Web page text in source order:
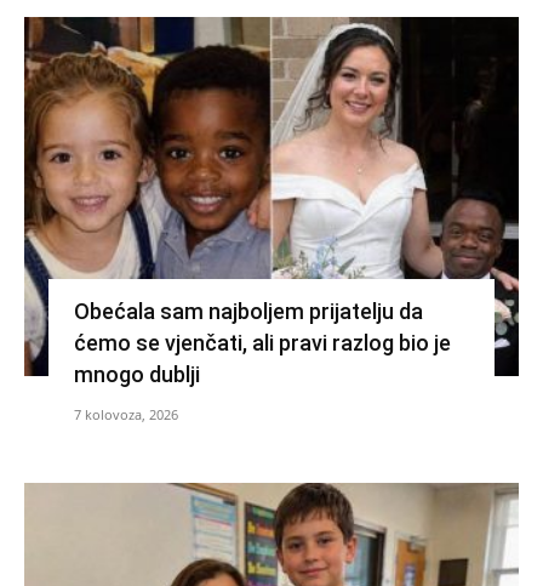
Obećala sam najboljem prijatelju da
ćemo se vjenčati, ali pravi razlog bio je
mnogo dublji
7 kolovoza, 2026